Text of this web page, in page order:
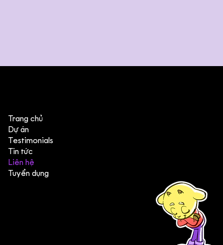
Head office: Central Point Bld., No. 219 Trung Kinh Str.,
Trang chủ
Dự án
Testimonials
Tin tức
Liên hệ
Tuyển dụng